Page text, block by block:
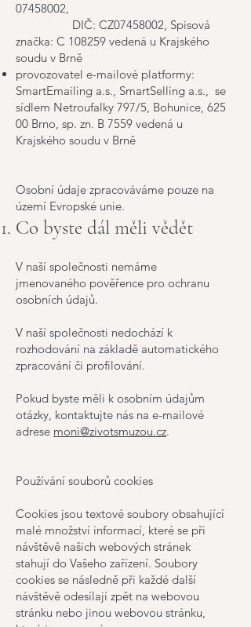
07458002,
DIČ: CZ07458002, Spisová
značka: C 108259 vedená u Krajského
soudu v Brně
provozovatel e-mailové platformy:
SmartEmailing a.s., SmartSelling a.s., se
sídlem Netroufalky 797/5, Bohunice, 625
00 Brno, sp. zn. B 7559 vedená u
Krajského soudu v Brně
Osobní údaje zpracováváme pouze na
území Evropské unie.
Co byste dál měli vědět
V naší společnosti nemáme
jmenovaného pověřence pro ochranu
osobních údajů.
V naší společnosti nedochází k
rozhodování na základě automatického
zpracování či profilování.
Pokud byste měli k osobním údajům
otázky, kontaktujte nás na e-mailové
adrese moni@zivotsmuzou.cz.
Používání souborů cookies
Cookies jsou textové soubory obsahující
malé množství informací, které se při
návštěvě našich webových stránek
stahují do Vašeho zařízení. Soubory
cookies se následně při každé další
návštěvě odesílají zpět na webovou
stránku nebo jinou webovou stránku,